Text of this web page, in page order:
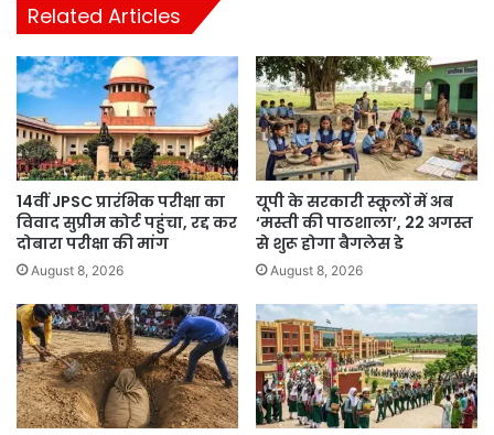
Related Articles
14वीं JPSC प्रारंभिक परीक्षा का
विवाद सुप्रीम कोर्ट पहुंचा, रद्द कर
दोबारा परीक्षा की मांग
August 8, 2026
यूपी के सरकारी स्कूलों में अब
‘मस्ती की पाठशाला’, 22 अगस्त
से शुरू होगा बैगलेस डे
August 8, 2026